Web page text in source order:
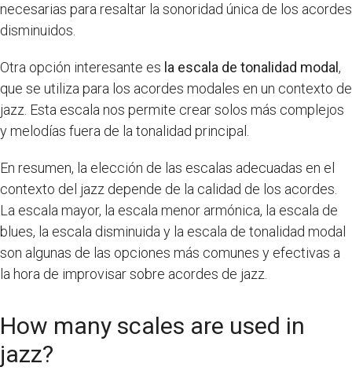
necesarias para resaltar la sonoridad única de los acordes
disminuidos.
Otra opción interesante es la escala de tonalidad modal ,
que se utiliza para los acordes modales en un contexto de
jazz. Esta escala nos permite crear solos más complejos
y melodías fuera de la tonalidad principal.
En resumen, la elección de las escalas adecuadas en el
contexto del jazz depende de la calidad de los acordes.
La escala mayor, la escala menor armónica, la escala de
blues, la escala disminuida y la escala de tonalidad modal
son algunas de las opciones más comunes y efectivas a
la hora de improvisar sobre acordes de jazz.
How many scales are used in
jazz?